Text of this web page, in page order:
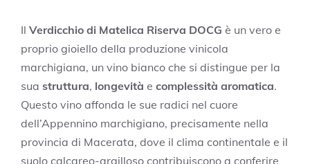
Il Verdicchio di Matelica Riserva DOCG è un vero e
proprio gioiello della produzione vinicola
marchigiana, un vino bianco che si distingue per la
sua struttura, longevità e complessità aromatica.
Questo vino affonda le sue radici nel cuore
dell’Appennino marchigiano, precisamente nella
provincia di Macerata, dove il clima continentale e il
suolo calcareo-argilloso contribuiscono a conferire